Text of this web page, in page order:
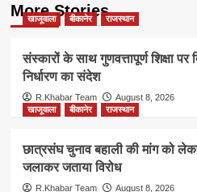
More Stories
खाजूवाला बीकानेर राजस्थान
संस्कारों के साथ गुणवत्तापूर्ण शिक्षा पर
निर्धारण का संदेश
R.Khabar Team
August 8, 2026
खाजूवाला
बीकानेर राजस्थान
छात्रसंघ चुनाव बहाली की मांग को
जलाकर जताया विरोध
R.Khabar Team August 8, 2026